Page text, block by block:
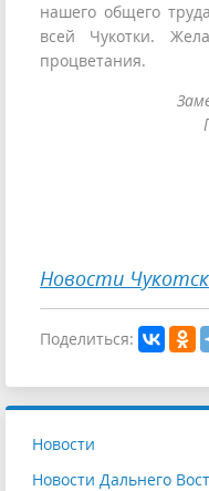
нашего общего
всей Чукотки.
процветания.
Новости
Поделиться:
Новости
Новости Дальнего